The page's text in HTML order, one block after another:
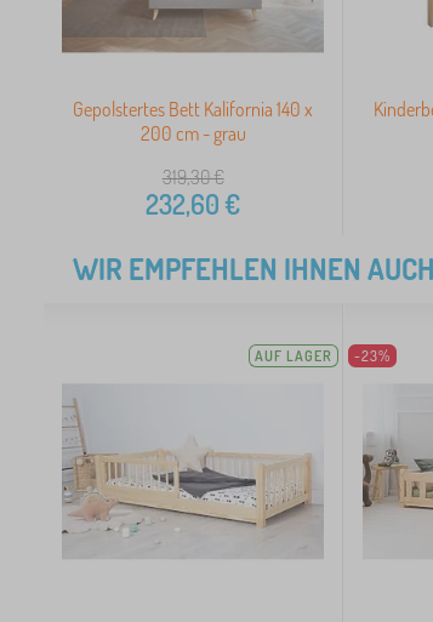
Gepolstertes Bett Kalifornia 140 x
200 cm - grau
319,30€
232,60€
WIR EMPFEHLEN IHNEN
AUF LAGER -23%